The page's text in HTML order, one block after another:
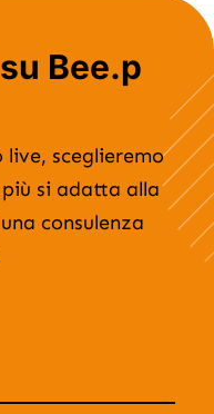
Bee.p
sceglieremo
si adatta alla
consulenza